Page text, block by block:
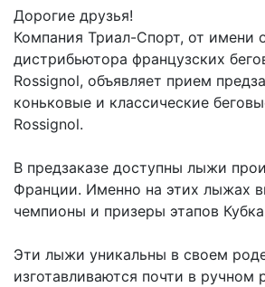
Дорогие друзья!
Компания Триал-Спорт, от имени
дистрибьютора французских
Rossignol, объявляет прием
коньковые и классические
Rossignol.
В предзаказе доступны лыжи
Франции. Именно на этих лыжах
чемпионы и призеры этапов
Эти лыжи уникальны в своем
изготавливаются почти в ручном